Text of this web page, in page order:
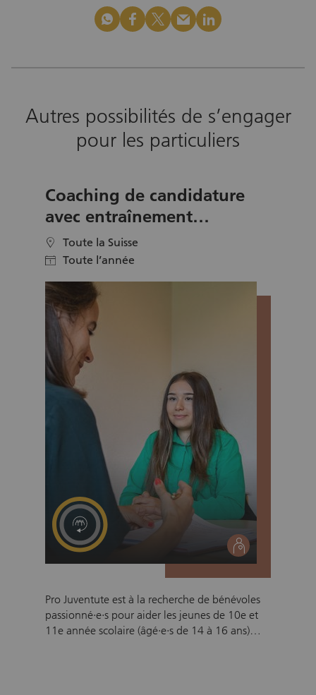
whatsapp facebook x_logo mail linkedin
Autres possibilités de s’engager
pour les particuliers
Coaching de candidature
avec entraînement
téléphonique – bénévolat
Pro Juventute
location Toute la Suisse
calendar Toute l’année
social
Pro Juventute est à la recherche de bénévoles
passionné·e·s pour aider les jeunes de 10e et
11e année scolaire (âgé·e·s de 14 à 16 ans)